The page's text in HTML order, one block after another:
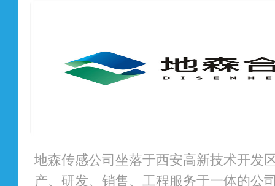
地森传感公司坐落于西安高新技术开发
产、研发、销售、工程服务于一体的公